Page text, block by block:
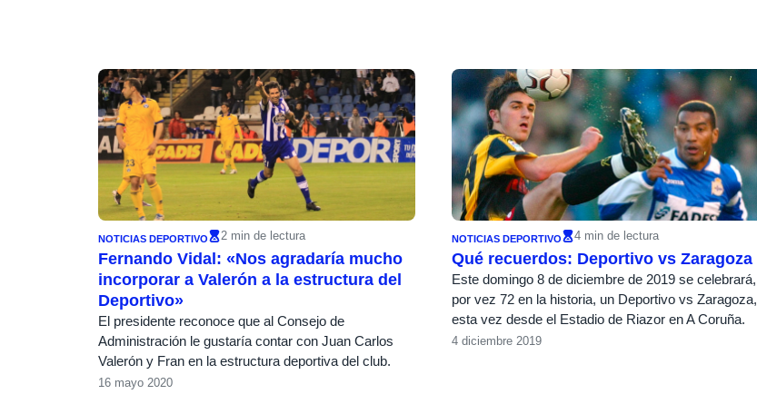
NOTICIAS DEPORTIVO 2 min de lectura
Fernando Vidal: «Nos agradaría mucho
incorporar a Valerón a la estructura del
Deportivo»
El presidente reconoce que al Consejo de
Administración le gustaría contar con Juan Carlos
Valerón y Fran en la estructura deportiva del club.
16 mayo 2020
NOTICIAS DEPORTIVO 4 min de lectura
Qué recuerdos: Deportivo vs Zaragoza
Este domingo 8 de diciembre de 2019 se celebrará,
por vez 72 en la historia, un Deportivo vs Zaragoza,
esta vez desde el Estadio de Riazor en A Coruña.
4 diciembre 2019